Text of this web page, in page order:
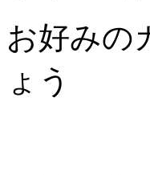
お好みの
ょう